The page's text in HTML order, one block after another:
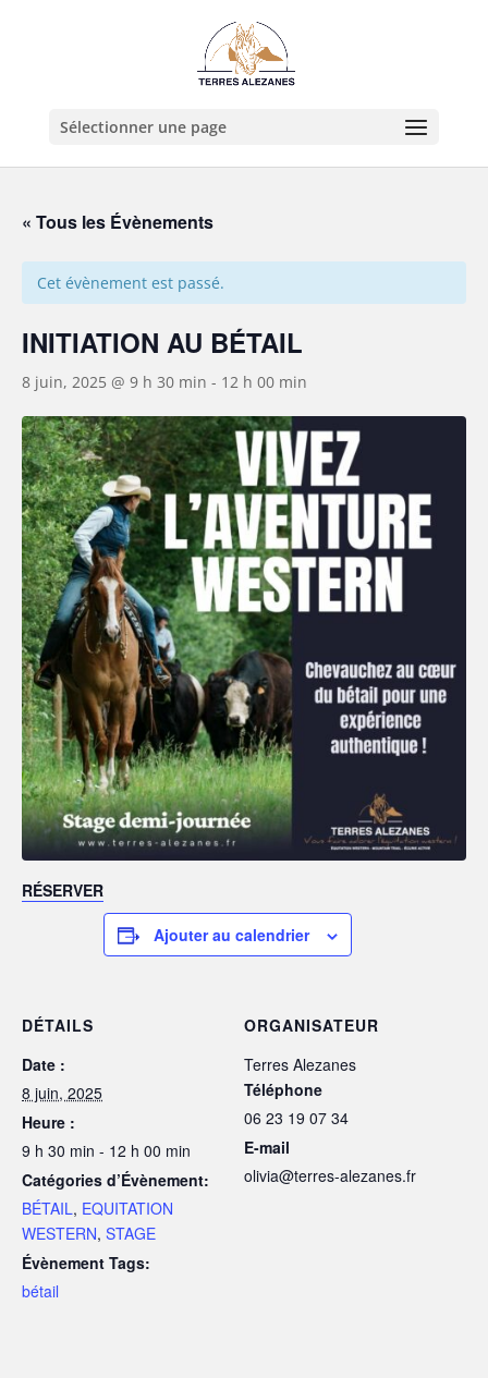
Sélectionner une page
« Tous les Évènements
Cet évènement est passé.
INITIATION AU BÉTAIL
8 juin, 2025 @ 9 h 30 min - 12 h 00 min
RÉSERVER
Ajouter au calendrier
DÉTAILS
Date :
8 juin, 2025
Heure :
9 h 30 min - 12 h 00 min
Catégories d’Évènement:
BÉTAIL, EQUITATION
WESTERN, STAGE
Évènement Tags:
bétail
ORGANISATEUR
Terres Alezanes
Téléphone
06 23 19 07 34
E-mail
olivia@terres-alezanes.fr